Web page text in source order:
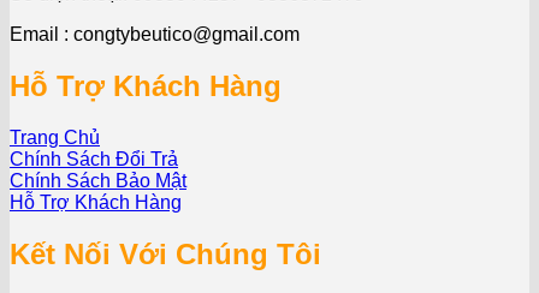
Email : congtybeutico@gmail.com
Hỗ Trợ Khách Hàng
Trang Chủ
Chính Sách Đổi Trả
Chính Sách Bảo Mật
Hỗ Trợ Khách Hàng
Kết Nối Với Chúng Tôi